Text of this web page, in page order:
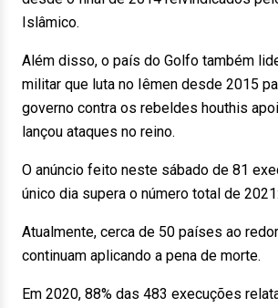
Islâmico.
Além disso, o país do Golfo também
militar que luta no Iêmen desde 2015
governo contra os rebeldes houthis
lançou ataques no reino.
O anúncio feito neste sábado de 81
único dia supera o número total de
Atualmente, cerca de 50 países ao
continuam aplicando a pena de morte.
Em 2020, 88% das 483 execuções